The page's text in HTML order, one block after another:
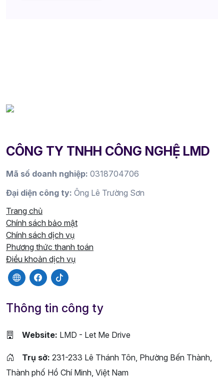
CÔNG TY TNHH CÔNG NGHỆ LMD
Mã số doanh nghiệp: 0318704706
Đại diện công ty: Ông Lê Trường Sơn
Trang chủ
Chính sách bảo mật
Chính sách dịch vụ
Phương thức thanh toán
Điều khoản dịch vụ
Thông tin công ty
Website: LMD - Let Me Drive
Trụ sở: 231-233 Lê Thánh Tôn, Phường Bến Thành,
Thành phố Hồ Chí Minh, Việt Nam